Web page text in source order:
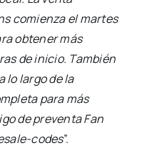
comienza el martes
obtener más
de inicio. También
lo largo de la
para más
de preventa Fan
codes”.